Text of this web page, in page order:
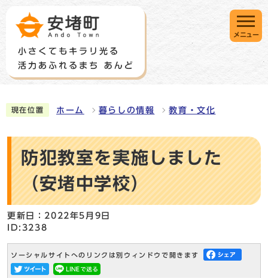
メニュー
現在位置 ホーム 暮らしの情報 教育・文化
防犯教室を実施しました
（安堵中学校）
更新日：2022年5月9日
ID:3238
ソーシャルサイトへのリンクは別ウィンドウで開きます